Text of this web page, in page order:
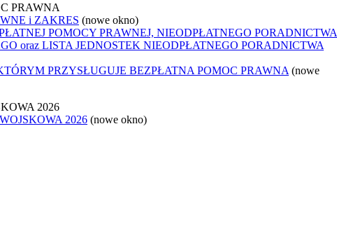
PRAWNA
i ZAKRES (nowe okno)
POMOCY PRAWNEJ, NIEODPŁATNEGO PORADNICTWA
oraz LISTA JEDNOSTEK NIEODPŁATNEGO PORADNICTWA
PRZYSŁUGUJE BEZPŁATNA POMOC PRAWNA (nowe
2026
2026 (nowe okno)